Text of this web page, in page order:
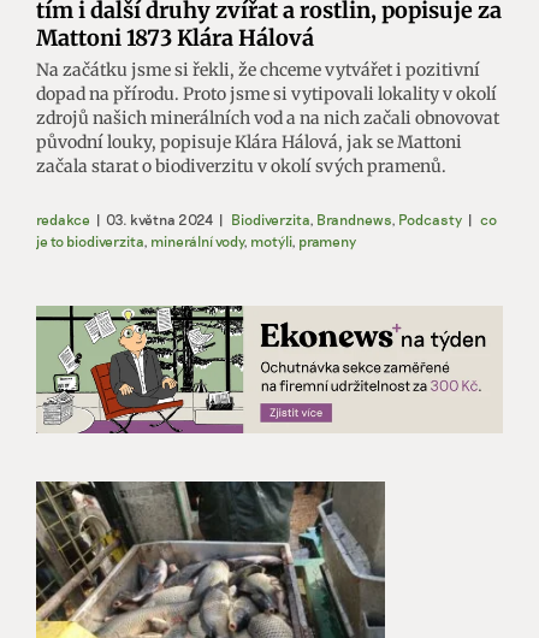
tím i další druhy zvířat a rostlin, popisuje za
Mattoni 1873 Klára Hálová
Na začátku jsme si řekli, že chceme vytvářet i pozitivní
dopad na přírodu. Proto jsme si vytipovali lokality v okolí
zdrojů našich minerálních vod a na nich začali obnovovat
původní louky, popisuje Klára Hálová, jak se Mattoni
začala starat o biodiverzitu v okolí svých pramenů.
redakce | 03. května 2024 | Biodiverzita Brandnews Podcasty | co
je to biodiverzita minerální vody, motýli, prameny